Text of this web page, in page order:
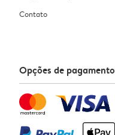
Contato
Opções de pagamento